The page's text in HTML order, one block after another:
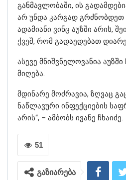
განმავლობაში, ის
არ უნდა კარგად გრძნობდეთ
ადამიანი ვინც აუზში არის,
ქვეშ, რომ გადაედებათ
ასევე მნიშვნელოვანია აუზში
მიღება.
მდინარე მოძრავია, ზღვაც
ნაწლავური ინფექციების
არის“, – ამბობს ივანე ჩხაიძე.
51
გაზიარება